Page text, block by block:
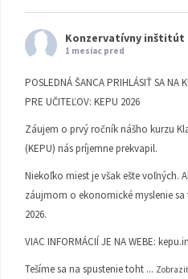
Konzervatívny inštitút
1 mesiac pred
POSLEDNÁ ŠANCA PRIHLÁSIŤ SA NA
PRE UČITEĽOV: KEPU 2026
Záujem o prvý ročník nášho kurzu
(KEPU) nás príjemne prekvapil.
Niekoľko miest je však ešte voľných.
záujmom o ekonomické myslenie
2026.
VIAC INFORMÁCIÍ JE NA WEBE:
Tešíme sa na spustenie toht ...